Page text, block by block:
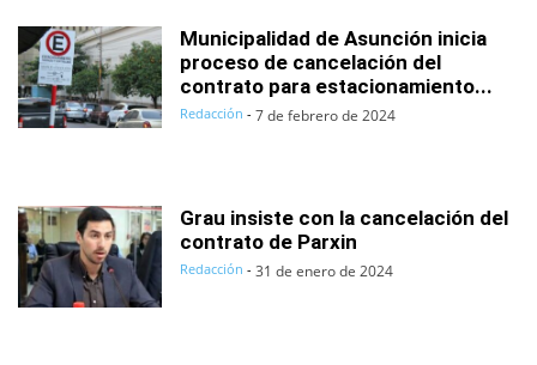
Municipalidad de Asunción inicia
proceso de cancelación del
contrato para estacionamiento...
Redacción - 7 de febrero de 2024
Grau insiste con la cancelación del
contrato de Parxin
Redacción - 31 de enero de 2024